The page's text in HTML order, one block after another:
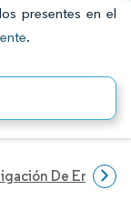
presentes en el
.
De Energía